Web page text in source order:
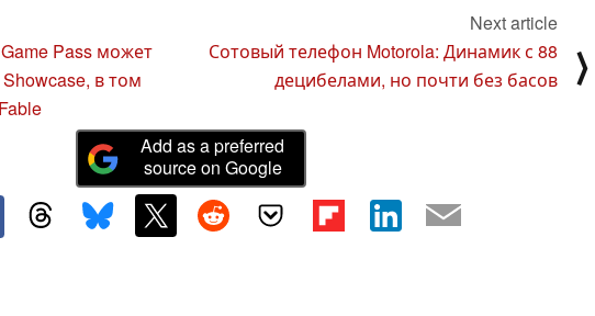
Pass может
в том
Next article
Сотовый телефон Motorola: Динамик с 88
децибелами, но почти без басов
⟩
Add as a preferred
source on Google